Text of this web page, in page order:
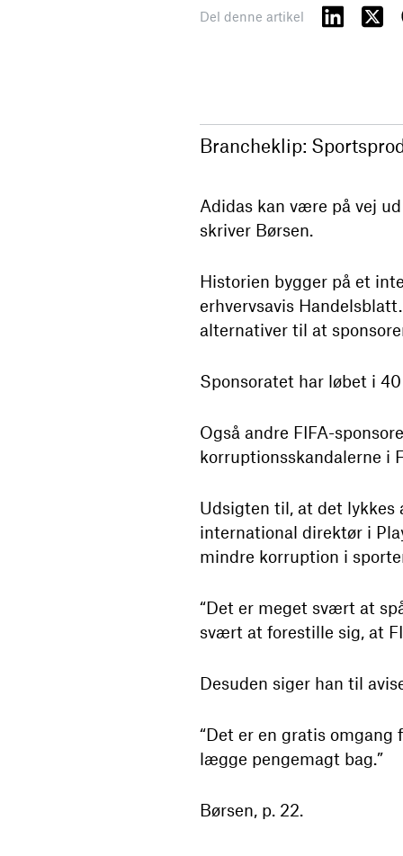
Del denne artikel
Brancheklip:
Adidas kan være på vej
skriver Børsen.
Historien bygger på et
erhvervsavis
alternativer til at
Sponsoratet har løbet i
Også andre FIFA-
korruptionsskandalerne i
Udsigten til, at det lykkes
international direktør i
mindre korruption i
“Det er meget svært at
svært at forestille sig, at
Desuden siger han til
“Det er en gratis
lægge pengemagt bag.”
Børsen, p. 22.